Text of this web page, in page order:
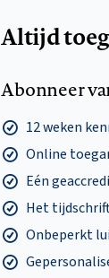
Altijd
Abonneer
12 weken
Online
Eén
Het
Onbeperkt